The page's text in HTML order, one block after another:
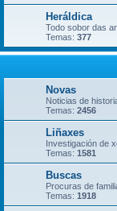
Heráldica
Todo sobor das
Temas: 377
Novas
Noticias de
Temas: 2456
Liñaxes
Investigación de
Temas: 1581
Buscas
Procuras de
Temas: 1918